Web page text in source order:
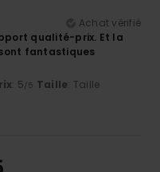
Achat vérifié
qualité-prix. Et la
fantastiques
: 5/5 Taille: Taille